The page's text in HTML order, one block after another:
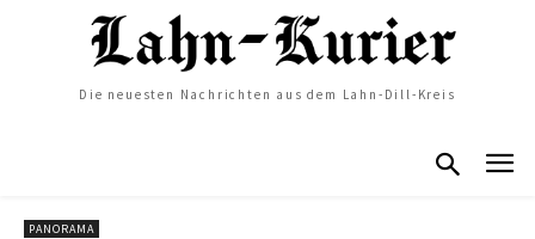
Die neuesten Nachrichten aus dem Lahn-Dill-Kreis
PANORAMA